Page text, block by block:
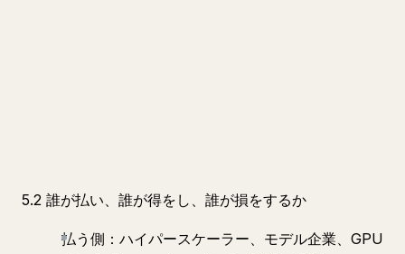
5.2 誰が払い、誰が得をし、誰が損をするか
払う側：ハイパースケーラー、モデル企業、GPU